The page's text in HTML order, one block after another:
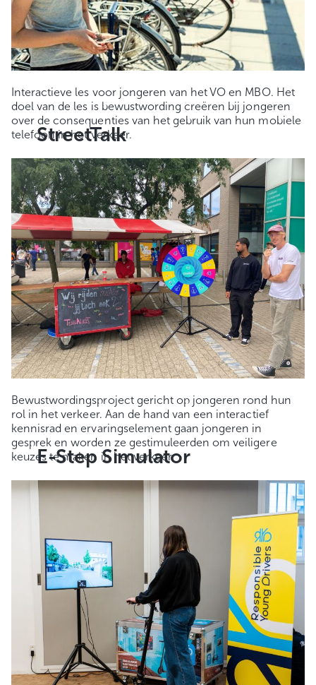
Interactieve les voor jongeren van het VO en MBO. Het
doel van de les is bewustwording creëren bij jongeren
over de consequenties van het gebruik van hun mobiele
telefoon in het verkeer.
StreetTalk
Bewustwordingsproject gericht op jongeren rond hun
rol in het verkeer. Aan de hand van een interactief
kennisrad en ervaringselement gaan jongeren in
gesprek en worden ze gestimuleerden om veiligere
keuzes te maken in het verkeer.
E-Step Simulator